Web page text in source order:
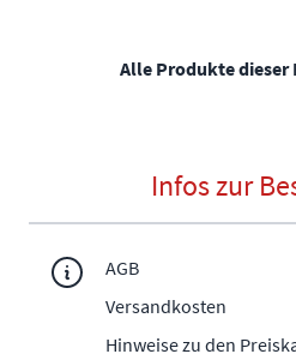
Alle Produkte dieser
Infos zur
AGB
Versandkosten
Hinweise zu den